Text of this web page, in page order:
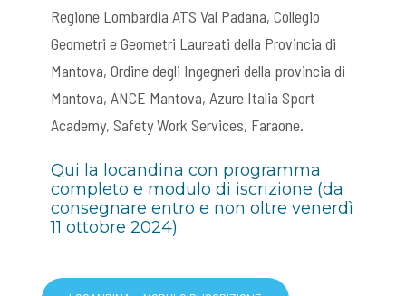
Regione Lombardia ATS Val Padana, Collegio
Geometri e Geometri Laureati della Provincia di
Mantova, Ordine degli Ingegneri della provincia di
Mantova, ANCE Mantova, Azure Italia Sport
Academy, Safety Work Services, Faraone.
Qui la locandina con programma
completo e modulo di iscrizione (da
consegnare entro e non oltre venerdì
11 ottobre 2024):